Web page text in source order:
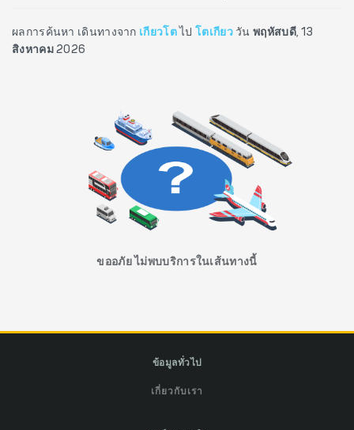
ผลการค้นหา เดินทางจาก เกียวโตไป โตเกียววันพฤหัสบดี, 13
สิงหาคม 2026
ขออภัย ไม่พบบริการในเส้นทางนี้
ข้อมูลทั่วไป
เกี่ยวกับเรา